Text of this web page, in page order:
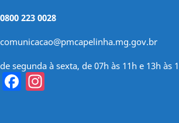
0800 223 0028
comunicacao@pmcapelinha.mg.gov.br
de segunda à sexta, de 07h às 11h e 13h às
Facebook